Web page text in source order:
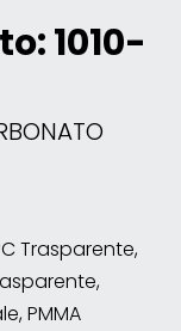
1010-
Trasparente,
PMMA